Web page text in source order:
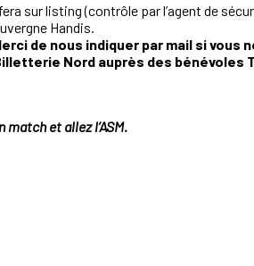
sur listing (contrôle par l’agent de
Handis.
de nous indiquer par mail si
Nord auprès des bénévoles
match et allez l’ASM.